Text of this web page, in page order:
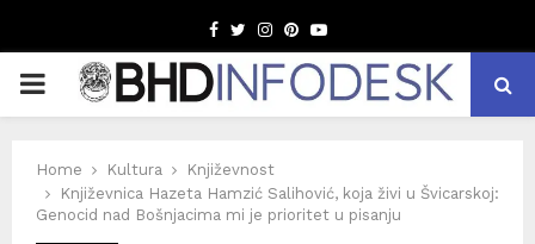
Facebook
TwitterInstagram
Pinterest
Youtube
PRIMARY
Home Kultura
Književnost
Književnica Hazeta Hamzić Salihović, koja živi u Švicarskoj:
Genocid nad Bošnjacima mi je prioritet u pisanju